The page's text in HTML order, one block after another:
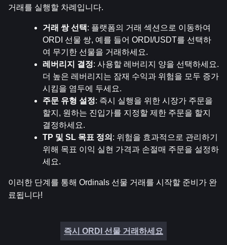
거래를 실행할 차례입니다.
거래 쌍 선택: 플랫폼의 거래 섹션으로 이동하여
ORDI 선물 쌍, 예를 들어 ORDI/USDT를 선택하
여 무기한 선물을 거래하세요.
레버리지 결정: 사용할 레버리지 양을 선택하세요.
더 높은 레버리지는 잠재 수익과 위험을 모두 증가
시킴을 염두에 두세요.
주문 유형 설정: 즉시 실행을 위한 시장가 주문을
할지, 원하는 진입가를 지정할 제한 주문을 할지
결정하세요.
TP 및 SL 목표 정의 : 위험을 효과적으로 관리하기
위해 목표 이익 실현 가격과 손절매 주문을 설정하
세요.
이러한 단계를 통해 Ordinals 선물 거래를 시작할 준비가 완
료됩니다!
즉시 ORDI 선물 거래하세요